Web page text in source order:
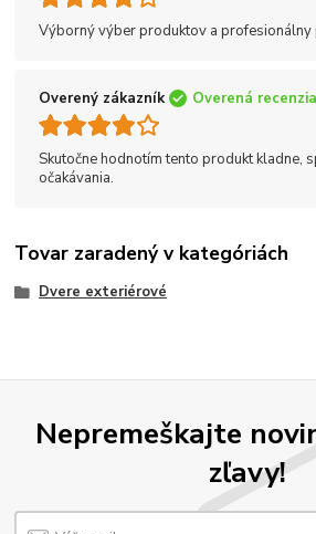
Výborný výber produktov a profesionálny
Overený zákazník Overená recenzia
Skutočne hodnotím tento produkt kladne,
očakávania.
Tovar zaradený v kategóriách
Dvere exteriérové
Nepremeškajte
zľavy!